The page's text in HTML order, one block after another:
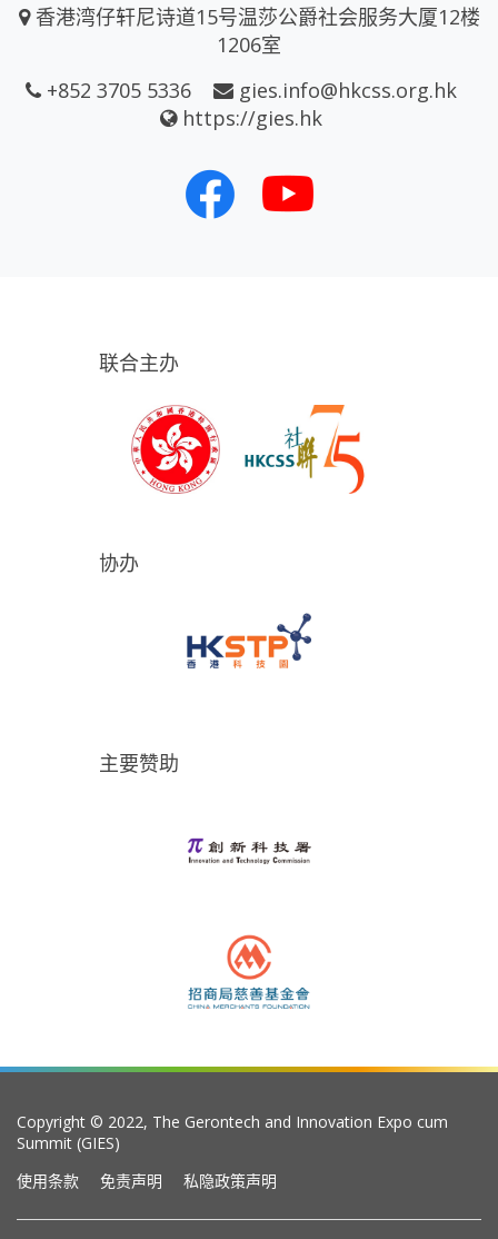
香港湾仔轩尼诗道15号温莎公爵社会服务大厦12楼
1206室
+852 3705 5336
gies.info@hkcss.org.hk
https://gies.hk
联合主办
协办
主要赞助
Copyright © 2022, The Gerontech and Innovation Expo cum
Summit (GIES)
使用条款
免责声明 私隐政策声明